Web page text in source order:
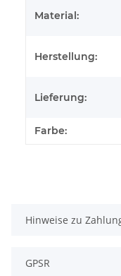
Material:
Herstellung:
Lieferung:
Farbe:
Hinweise zu
GPSR